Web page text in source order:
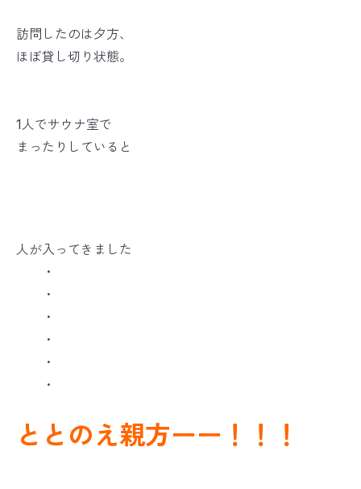
訪問したのは夕方、
ほぼ貸し切り状態。
1人でサウナ室で
まったりしていると
人が入ってきました
・
・
・
・
・
・
ととのえ親方ーー！！！